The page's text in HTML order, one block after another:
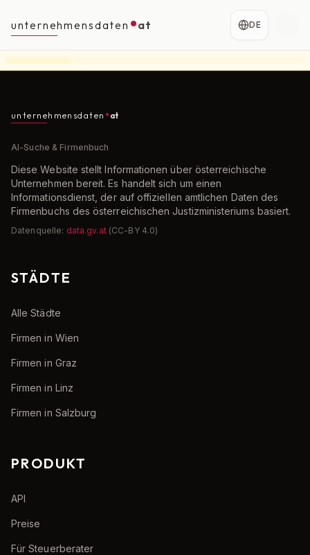
unternehmensdaten at DE
unternehmensdaten at
AI-Suche & Firmenbuch
Diese Website stellt Informationen über österreichische
Unternehmen bereit. Es handelt sich um einen
Informationsdienst, der auf offiziellen amtlichen Daten des
Firmenbuchs des österreichischen Justizministeriums basiert.
Datenquelle: data.gv.at (CC-BY 4.0)
STÄDTE
Alle Städte
Firmen in Wien
Firmen in Graz
Firmen in Linz
Firmen in Salzburg
PRODUKT
API
Preise
Für Steuerberater